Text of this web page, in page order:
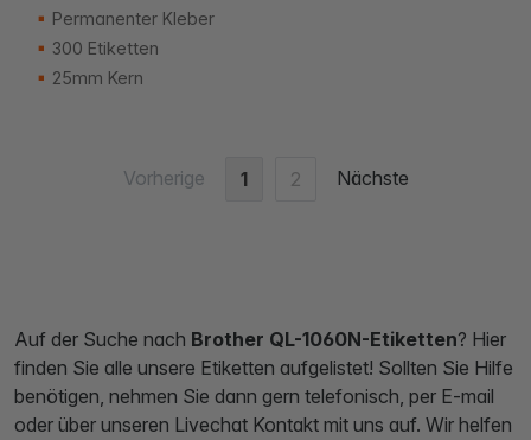
Permanenter Kleber
300 Etiketten
25mm Kern
Vorherige 1 2 Nächste
Auf der Suche nach Brother QL-1060N-Etiketten? Hier
finden Sie alle unsere Etiketten aufgelistet! Sollten Sie Hilfe
benötigen, nehmen Sie dann gern telefonisch, per E-mail
oder über unseren Livechat Kontakt mit uns auf. Wir helfen